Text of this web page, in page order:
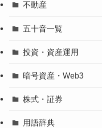
不動産
五十音一覧
投資・資産運用
暗号資産・Web3
株式・証券
用語辞典